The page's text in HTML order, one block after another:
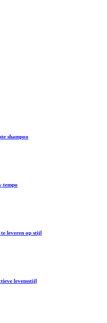
shampoo
tempo
leveren op stijl
levensstijl